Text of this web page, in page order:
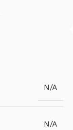
N/A
N/A